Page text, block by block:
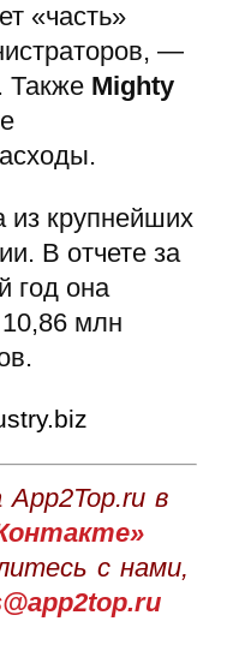
«часть»
—
Также Mighty
крупнейших
В отчете за
год она
млн
в
с нами,